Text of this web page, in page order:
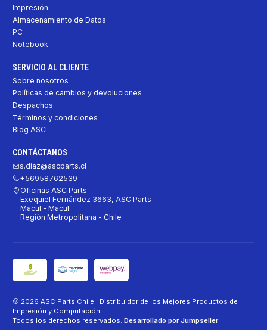
Impresión
Almacenamiento de Datos
PC
Notebook
SERVICIO AL CLIENTE
Sobre nosotros
Políticas de cambios y devoluciones
Despachos
Términos y condiciones
Blog ASC
CONTÁCTANOS
s.diaz@ascparts.cl
+56958762539
Oficinas ASC Parts
Exequiel Fernández 3663, ASC Parts
Macul - Macul
Región Metropolitana - Chile
2026 ASC Parts Chile | Distribuidor de los Mejores Productos de
Impresión y Computación .
Todos los derechos reservados. Desarrollado por Jumpseller.